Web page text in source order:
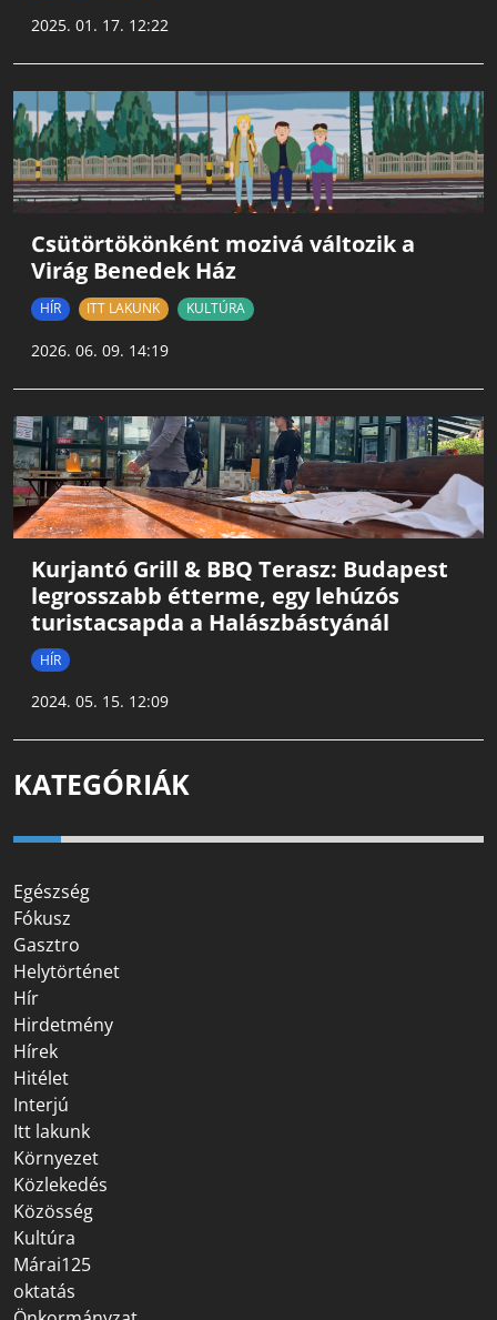
2025. 01. 17. 12:22
Csütörtökönként mozivá változik a
Virág Benedek Ház
HÍR ITT LAKUNK KULTÚRA
2026. 06. 09. 14:19
Kurjantó Grill & BBQ Terasz: Budapest
legrosszabb étterme, egy lehúzós
turistacsapda a Halászbástyánál
HÍR
2024. 05. 15. 12:09
KATEGÓRIÁK
Egészség
Fókusz
Gasztro
Helytörténet
Hír
Hirdetmény
Hírek
Hitélet
Interjú
Itt lakunk
Környezet
Közlekedés
Közösség
Kultúra
Márai125
oktatás